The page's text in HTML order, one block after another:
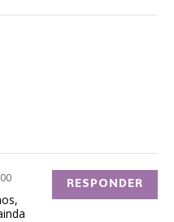
RESPONDER